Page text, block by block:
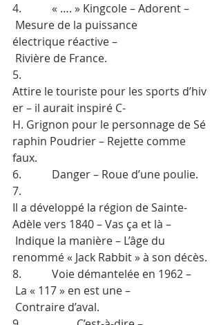
4.           « …. » Kingcole – Adorent –
Mesure de la puissance
électrique réactive –
Rivière de France.
5.
Attire le touriste pour les sports d’hiv
er – il aurait inspiré C-
H. Grignon pour le personnage de Sé
raphin Poudrier – Rejette comme
faux.
6.           Danger – Roue d’une poulie.
7.
Il a développé la région de Sainte-
Adèle vers 1840 – Vas ça et là –
Indique la manière – L’âge du
renommé « Jack Rabbit » à son décès.
8.           Voie démantelée en 1962 –
La « 117 » en est une –
Contraire d’aval.